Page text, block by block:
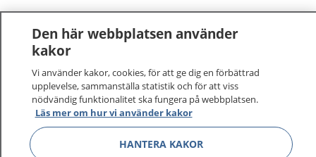
1177 –tryggt om din hälsa och vård
På 1177.se får du råd om hälsa och information om
sjukdomar och vilka mottagningar du kan kontakta.
Logga in för att läsa din journal och göra dina
vårdärenden. Ring telefonnummer 1177 för
sjukvårdsrådgivning dygnet runt.
Den här webbplatsen använder
kakor
Vi använder kakor, cookies, för att ge dig en förbättrad
upplevelse, sammanställa statistik och för att viss
nödvändig funktionalitet ska fungera på webbplatsen.
Läs mer om hur vi använder kakor
HANTERA KAKOR